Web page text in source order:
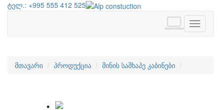
geo
ტელ.: +995 555 412 525
Toggle
მთავარი პროდუქცია მინის საშხაპე კაბინები